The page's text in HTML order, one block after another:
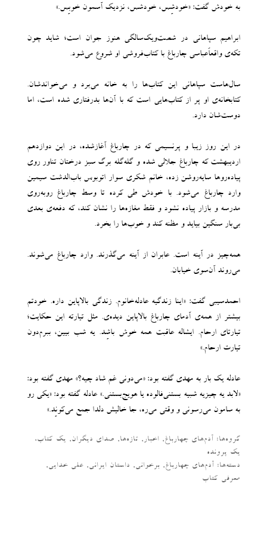
به خودش گفت: «خودشِس، خودشس، نزدیک آسمون خوبِس.»
ابراهیم سپاهانی در شصت‌ویک‌سالگی هنوز جوان است؛ شاید چون
تکه‌ی واقعاًعباسی چارباغ با کتاب‌فروشی او شروع می‌شود.
سال‌هاست سپاهانی این کتاب‌ها را به خانه می‌برد و می‌خواندشان.
کتابخانه‌ی او پر از کتاب‌هایی است که با آن‌ها بدرفتاری شده است، اما
دوست‌شان دارد.
در این روز زیبا و پرنسیمی که در چارباغ آغازشده، در این دوازدهم
اردیبهشت که چارباغ جلالی شده و گله‌گله برگ سبز درختان تناور روی
پیاده‌روها سایه‌روشن زده، خانم شکری سوار اتوبوس باب‌الدشت سیمین
وارد چارباغ می‌شود. با خودش طی کرده تا وسط چارباغ روبه‌روی
مدرسه و بازار پیاده نشود و فقط مغازه‌ها را نشان کند، که دفعه‌ی بعدی
بی‌بار سنگین بیاید و مظنه کند و خوب‌ها را بخرد.
همه‌چیز در آینه است. عابران از آینه می‌گذرند. وارد چارباغ می‌شوند.
می‌روند آن‌سوی خیابان.‌
احمدسیبی گفت: «اینا زندگیه عادله‌خانوم. زندگی بالاپاین داره. خودتم
بیشتر از همه‌ی آدمای چارباغ بالاپاین دیده‌ی. مثل تیارته این حکایت؛
تیارتای ارحام. ایشاله عاقبت همه خوش باشِد. یه شب بیین، ببرم‌دون
تیارت ارحام.»
عادله یک بار به مهدی گفته بود: «می‌دونی غم شاد چیه؟» مهدی گفته بود:
«لابد یه چیزیه شبیه بستنی‌فالوده یا هویج‌بستنی.» عادله گفته بود: «یکی رو
به سامون می‌رسونی و وقتی می‌ره، جا خالیش دلدا جمع می‌کونِد.»
گروه‌ها: آدم‌های چهارباغ, اخبار, تازه‌ها, صدای دیگران, یک کتاب،
یک پرونده
دسته‌‌ها: آدم‌های چهارباغ, برخوانی, داستان ایرانی, علی خدایی,
معرفی کتاب